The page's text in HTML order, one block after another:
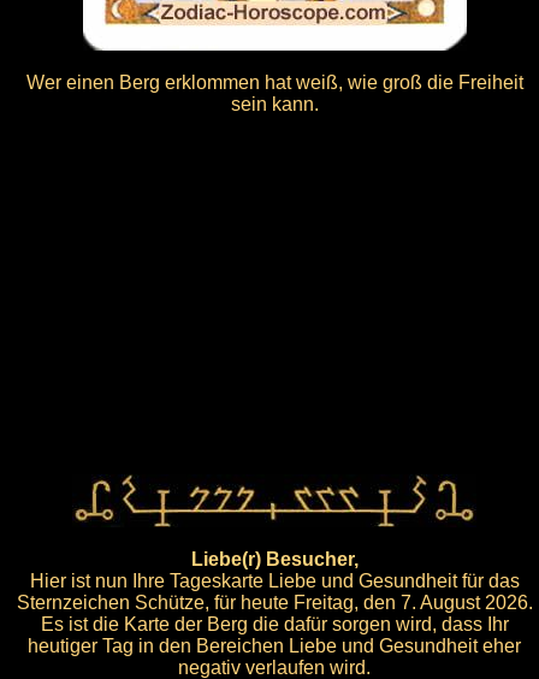
Wer einen Berg erklommen hat weiß, wie groß die Freiheit
sein kann.
Liebe(r) Besucher,
Hier ist nun Ihre Tageskarte Liebe und Gesundheit für das
Sternzeichen Schütze, für heute Freitag, den 7. August 2026.
Es ist die Karte der Berg die dafür sorgen wird, dass Ihr
heutiger Tag in den Bereichen Liebe und Gesundheit eher
negativ verlaufen wird.